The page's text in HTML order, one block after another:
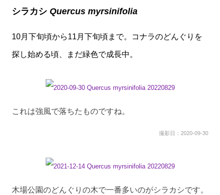
シラカシ Quercus myrsinifolia
10月下旬頃から11月下旬頃まで。コナラのどんぐりを
探し始める頃、まだ緑色で成長中。
これは強風で落ちたものですね。
撮影日：2020-09-30
木場公園のどんぐりの木で一番多いのがシラカシです。